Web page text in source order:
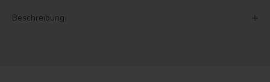
Beschreibung